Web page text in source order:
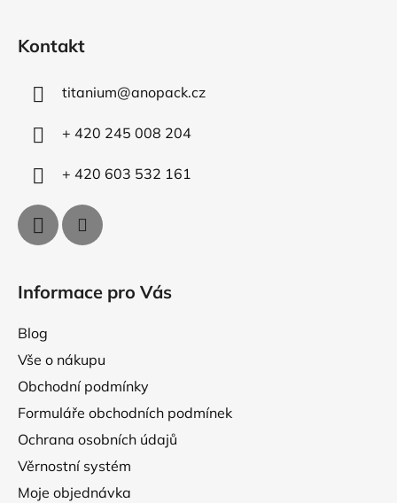
v
Kontakt
titanium@anopack.cz
+ 420 245 008 204
+ 420 603 532 161
Informace pro Vás
Blog
Vše o nákupu
Obchodní podmínky
Formuláře obchodních podmínek
Ochrana osobních údajů
Věrnostní systém
Moje objednávka